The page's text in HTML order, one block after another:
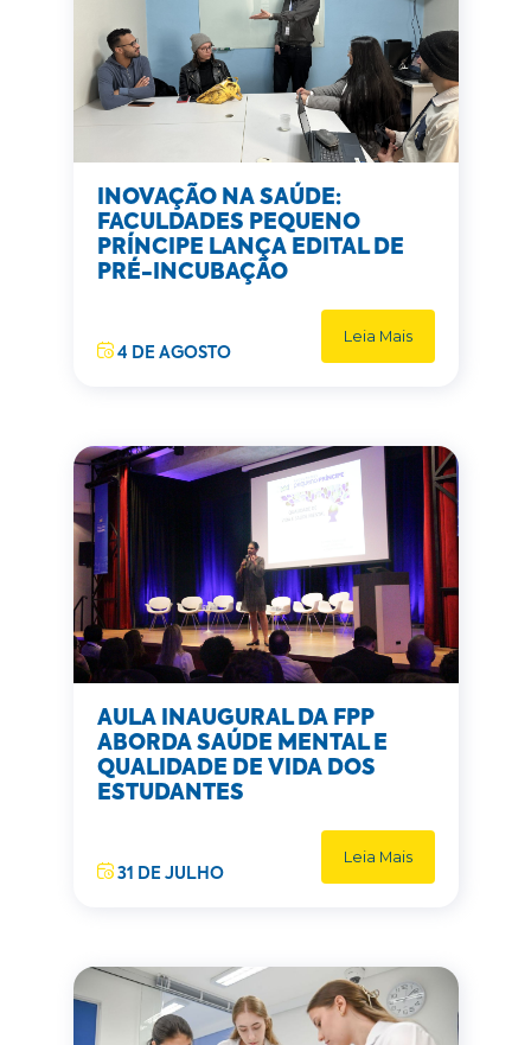
INOVAÇÃO NA SAÚDE:
FACULDADES PEQUENO
PRÍNCIPE LANÇA EDITAL DE
PRÉ-INCUBAÇÃO
4 DE AGOSTO
Leia Mais
AULA INAUGURAL DA FPP
ABORDA SAÚDE MENTAL E
QUALIDADE DE VIDA DOS
ESTUDANTES
31 DE JULHO
Leia Mais